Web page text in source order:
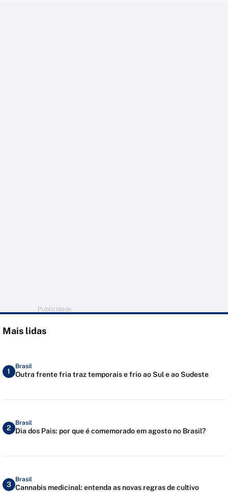
Publicidade
Mais lidas
1
Brasil
Outra frente fria traz temporais e frio ao Sul e ao Sudeste
2
Brasil
Dia dos Pais: por que é comemorado em agosto no Brasil?
3
Brasil
Cannabis medicinal: entenda as novas regras de cultivo